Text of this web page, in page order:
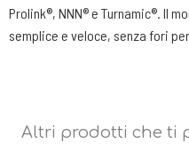
Prolink®, NNN® e Turnamic®. Il
semplice e veloce, senza fori
Altri prodotti che ti